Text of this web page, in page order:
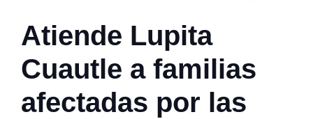
Atiende Lupita
Cuautle a familias
afectadas por las